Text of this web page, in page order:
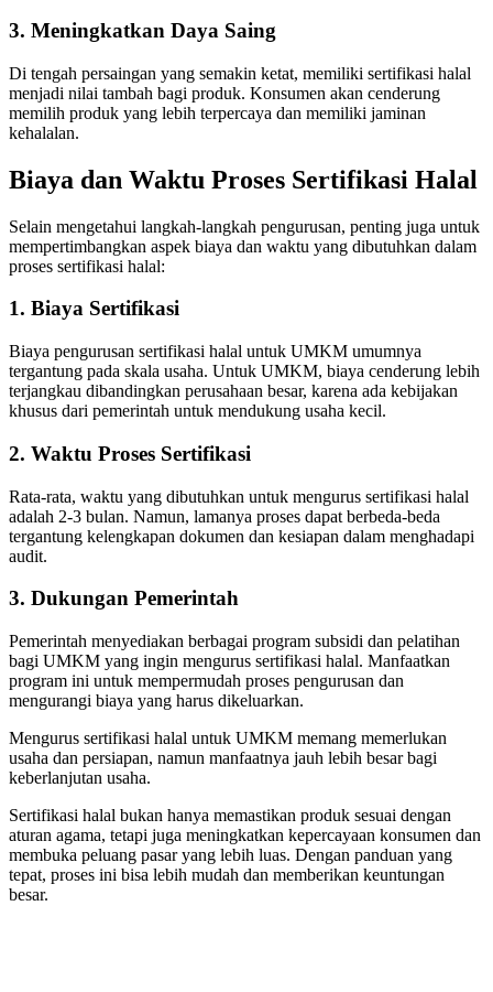
3. Meningkatkan Daya Saing
Di tengah persaingan yang semakin ketat, memiliki sertifikasi halal
menjadi nilai tambah bagi produk. Konsumen akan cenderung
memilih produk yang lebih terpercaya dan memiliki jaminan
kehalalan.
Biaya dan Waktu Proses Sertifikasi Halal
Selain mengetahui langkah-langkah pengurusan, penting juga untuk
mempertimbangkan aspek biaya dan waktu yang dibutuhkan dalam
proses sertifikasi halal:
1. Biaya Sertifikasi
Biaya pengurusan sertifikasi halal untuk UMKM umumnya
tergantung pada skala usaha. Untuk UMKM, biaya cenderung lebih
terjangkau dibandingkan perusahaan besar, karena ada kebijakan
khusus dari pemerintah untuk mendukung usaha kecil.
2. Waktu Proses Sertifikasi
Rata-rata, waktu yang dibutuhkan untuk mengurus sertifikasi halal
adalah 2-3 bulan. Namun, lamanya proses dapat berbeda-beda
tergantung kelengkapan dokumen dan kesiapan dalam menghadapi
audit.
3. Dukungan Pemerintah
Pemerintah menyediakan berbagai program subsidi dan pelatihan
bagi UMKM yang ingin mengurus sertifikasi halal. Manfaatkan
program ini untuk mempermudah proses pengurusan dan
mengurangi biaya yang harus dikeluarkan.
Mengurus sertifikasi halal untuk UMKM memang memerlukan
usaha dan persiapan, namun manfaatnya jauh lebih besar bagi
keberlanjutan usaha.
Sertifikasi halal bukan hanya memastikan produk sesuai dengan
aturan agama, tetapi juga meningkatkan kepercayaan konsumen dan
membuka peluang pasar yang lebih luas. Dengan panduan yang
tepat, proses ini bisa lebih mudah dan memberikan keuntungan
besar.